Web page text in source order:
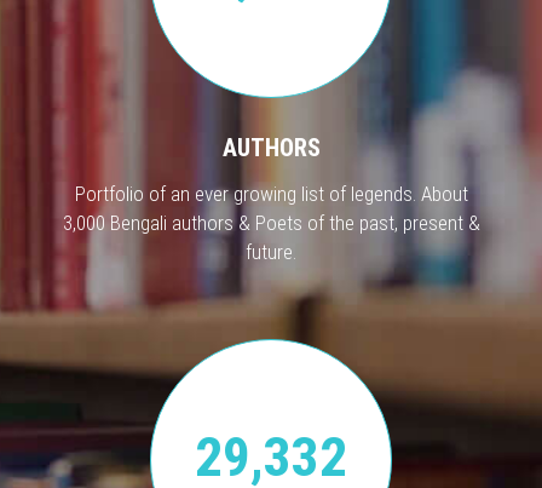
AUTHORS
Portfolio of an ever growing list of legends. About
3,000 Bengali authors & Poets of the past, present &
future.
29,332